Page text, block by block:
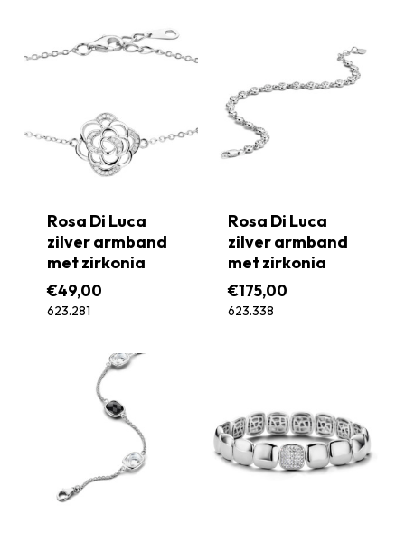
Rosa Di Luca
zilver armband
met zirkonia
€49,00
623.281
Rosa Di Luca
zilver armband
met zirkonia
€175,00
623.338